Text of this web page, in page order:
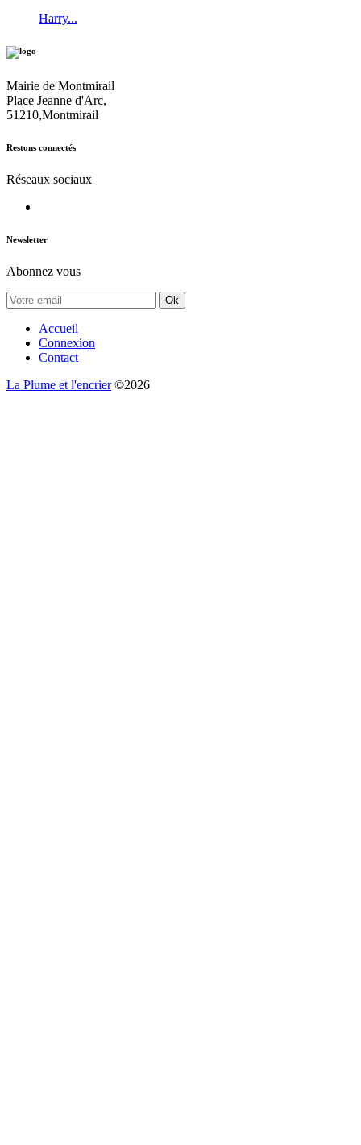
Harry...
Mairie de Montmirail
Place Jeanne d'Arc,
51210,Montmirail
Restons connectés
Réseaux sociaux
Newsletter
Abonnez vous
Ok
Accueil
Connexion
Contact
La Plume et l'encrier©2026